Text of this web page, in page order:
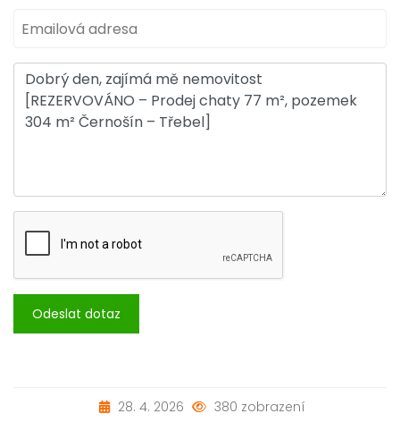
Odeslat dotaz
28. 4. 2026 380 zobrazení